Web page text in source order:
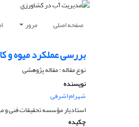
صفحه اصلی مرور
بررسی عملکرد میوه و
نوع مقاله : مقاله پژوهشی
نویسنده
شهرام اشرفی
استادیار مؤسسه تحقیقات فنی و
چکیده